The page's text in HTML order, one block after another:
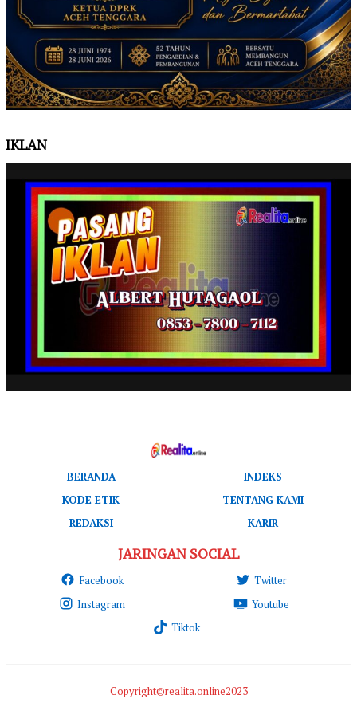
IKLAN
BERANDA
INDEKS
KODE ETIK
TENTANG KAMI
REDAKSI
KARIR
JARINGAN SOCIAL
Facebook
Twitter
Instagram
Youtube
Tiktok
Copyright©realita.online2023